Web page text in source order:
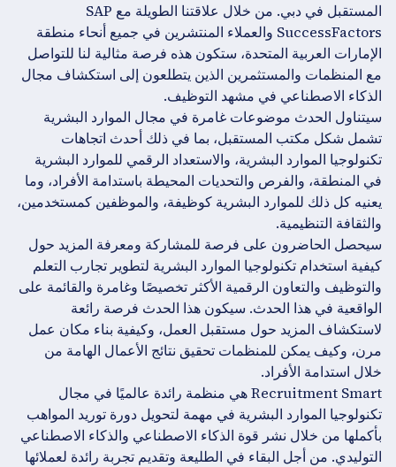
المستقبل في دبي. من خلال علاقتنا الطويلة مع SAP
SuccessFactors والعملاء المنتشرين في جميع أنحاء منطقة
الإمارات العربية المتحدة، ستكون هذه فرصة مثالية لنا للتواصل
مع المنظمات والمستثمرين الذين يتطلعون إلى استكشاف مجال
الذكاء الاصطناعي في مشهد التوظيف.
سيتناول الحدث موضوعات غامرة في مجال الموارد البشرية
تشمل شكل مكتب المستقبل، بما في ذلك أحدث اتجاهات
تكنولوجيا الموارد البشرية، والاستعداد الرقمي للموارد البشرية
في المنطقة، والفرص والتحديات المحيطة باستدامة الأفراد، وما
يعنيه كل ذلك للموارد البشرية كوظيفة، والموظفين كمستخدمين،
والثقافة التنظيمية.
سيحصل الحاضرون على فرصة للمشاركة ومعرفة المزيد حول
كيفية استخدام تكنولوجيا الموارد البشرية لتطوير تجارب التعلم
والتوظيف والتعاون الرقمية الأكثر تخصيصًا وغامرة والقائمة على
الواقعية في هذا الحدث. سيكون هذا الحدث فرصة رائعة
لاستكشاف المزيد حول مستقبل العمل، وكيفية بناء مكان عمل
مرن، وكيف يمكن للمنظمات تحقيق نتائج الأعمال الهامة من
خلال استدامة الأفراد.
Recruitment Smart هي منظمة رائدة عالميًا في مجال
تكنولوجيا الموارد البشرية في مهمة لتحويل دورة توريد المواهب
بأكملها من خلال نشر قوة الذكاء الاصطناعي والذكاء الاصطناعي
التوليدي. من أجل البقاء في الطليعة وتقديم تجربة رائدة لعملائها